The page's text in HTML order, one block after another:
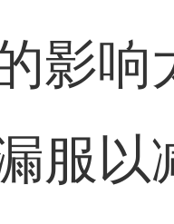
影响
服以